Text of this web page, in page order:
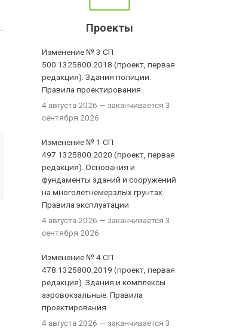
Проекты
Изменение № 3 СП
500.1325800.2018 (проект, первая
редакция). Здания полиции.
Правила проектирования
4 августа 2026 — заканчивается 3
сентября 2026
Изменение № 1 СП
497.1325800.2020 (проект, первая
редакция). Основания и
фундаменты зданий и сооружений
на многолетнемерзлых грунтах.
Правила эксплуатации
4 августа 2026 — заканчивается 3
сентября 2026
Изменение № 4 СП
478.1325800.2019 (проект, первая
редакция). Здания и комплексы
аэровокзальные. Правила
проектирования
4 августа 2026 — заканчивается 3